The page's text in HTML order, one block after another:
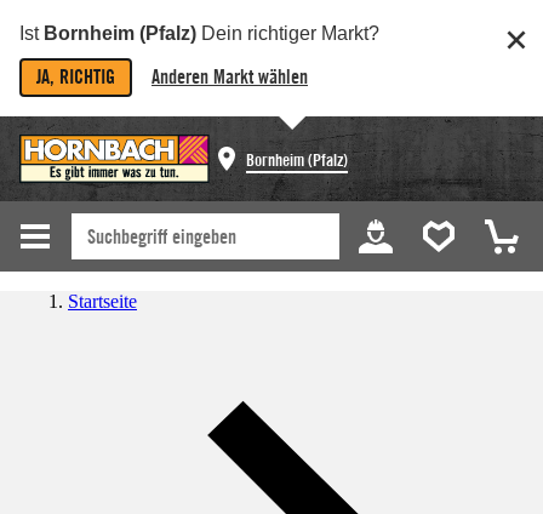
Ist Bornheim (Pfalz) Dein richtiger Markt?
JA, RICHTIG Anderen Markt wählen
Bornheim (Pfalz)
Startseite